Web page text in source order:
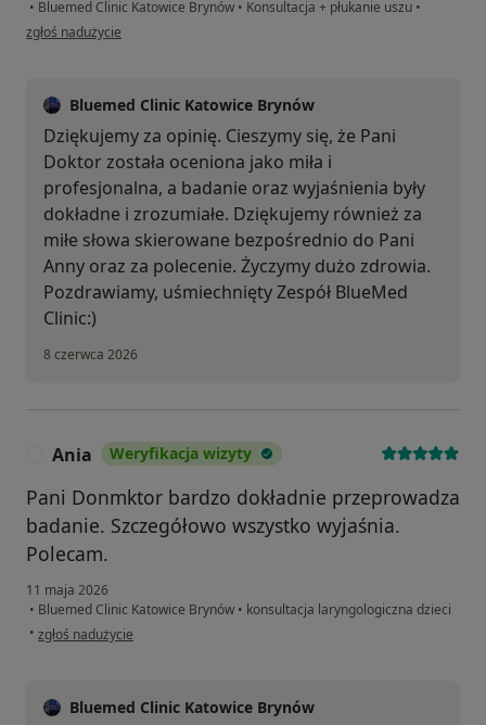
• Bluemed Clinic Katowice Brynów • Konsultacja + płukanie uszu •
w opinii użytkownika Polina
zgłoś nadużycie
Bluemed Clinic Katowice Brynów
Dziękujemy za opinię. Cieszymy się, że Pani
Doktor została oceniona jako miła i
profesjonalna, a badanie oraz wyjaśnienia były
dokładne i zrozumiałe. Dziękujemy również za
miłe słowa skierowane bezpośrednio do Pani
Anny oraz za polecenie. Życzymy dużo zdrowia.
Pozdrawiamy, uśmiechnięty Zespół BlueMed
Clinic:)
8 czerwca 2026
Ania Weryfikacja wizyty
Pani Donmktor bardzo dokładnie przeprowadza
badanie. Szczegółowo wszystko wyjaśnia.
Polecam.
11 maja 2026
• Bluemed Clinic Katowice Brynów • konsultacja laryngologiczna dzieci
• w opinii użytkownika Ania
zgłoś nadużycie
Bluemed Clinic Katowice Brynów